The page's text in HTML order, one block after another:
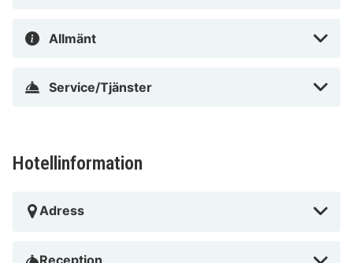
Allmänt
Service/Tjänster
Hotellinformation
Adress
Reception